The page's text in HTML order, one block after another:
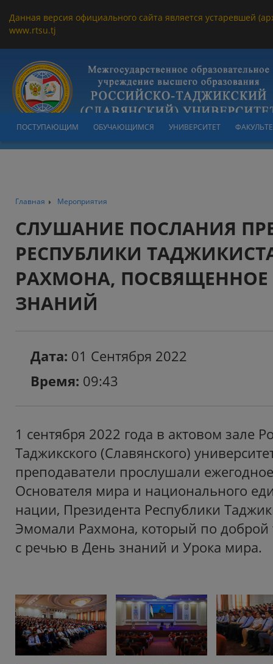
Данная версия официального сайта является устаревшей
www.rtsu.tj
ПОСТУПАЮЩИМ ОБУЧАЮЩИМСЯ УНИВЕРСИТЕТ
Главная Мероприятия
СЛУШАНИЕ ПОСЛАНИЯ
РЕСПУБЛИКИ
РАХМОНА,
ЗНАНИЙ
Дата: 01 Сентября 2022
Время: 09:43
1 сентября 2022 года в актовом зале
Таджикского (Славянского)
преподаватели прослушали
Основателя мира и национального
нации, Президента Республики
Эмомали Рахмона, который по доброй
с речью в День знаний и Урока мира.